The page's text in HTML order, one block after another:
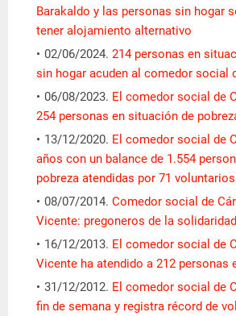
Barakaldo y las personas sin hogar
tener alojamiento alternativo
02/06/2024. 214 personas en
sin hogar acuden al comedor social
06/08/2023. El comedor social de
254 personas en situación de
13/12/2020. El comedor social de
años con un balance de 1.554
pobreza atendidas por 71 voluntarios
08/07/2014. Comedor social de
Vicente: pregoneros de la solidaridad
16/12/2013. El comedor social de
Vicente ha atendido a 212 personas
31/12/2012. El comedor social de
fin de semana y registra récord de